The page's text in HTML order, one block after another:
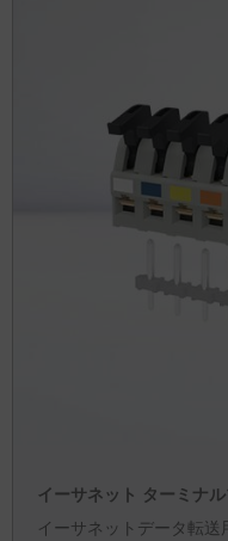
イーサネット ターミナ
イーサネットデータ転送